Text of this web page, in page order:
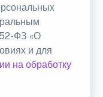
ФЗ «О
и для
на обработку